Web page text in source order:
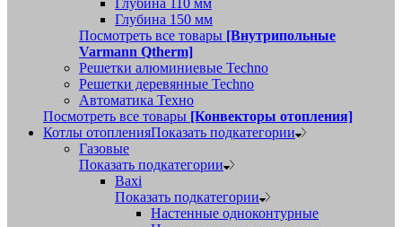
Глубина 110 мм
Глубина 150 мм
Посмотреть все товары [Внутрипольные
Varmann Qtherm]
Решетки алюминиевые Techno
Решетки деревянные Techno
Автоматика Техно
Посмотреть все товары [Конвекторы отопления]
Котлы отопленияПоказать подкатегории
Газовые
Показать подкатегории
Baxi
Показать подкатегории
Настенные одноконтурные